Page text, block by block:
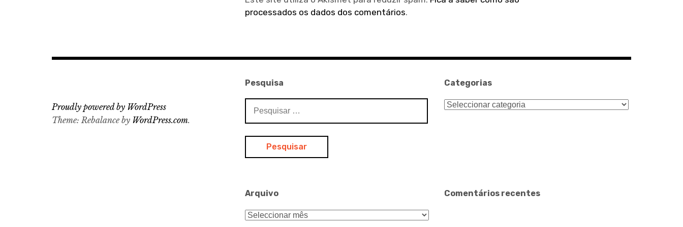
processados os dados dos comentários.
Pesquisa
por:
Categorias
Categorias
Arquivo
Arquivo
Comentários recentes
Proudly powered by WordPress
Theme: Rebalance by WordPress.com.